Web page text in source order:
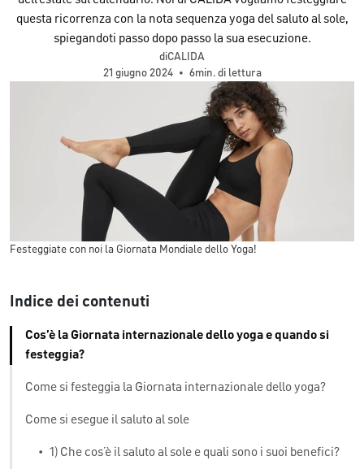
questa ricorrenza con la nota sequenza yoga del saluto al sole,
spiegandoti passo dopo passo la sua esecuzione.
diCALIDA
21 giugno 2024
• 6min. di lettura
Festeggiate con noi la Giornata Mondiale dello Yoga!
Indice dei contenuti
Cos’è la Giornata internazionale dello yoga e quando si
festeggia?
Come si festeggia la Giornata internazionale dello yoga?
Come si esegue il saluto al sole
• 1) Che cos’è il saluto al sole e quali sono i suoi benefici?